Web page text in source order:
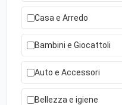
Casa e Arredo
Bambini e Giocattoli
Auto e Accessori
Bellezza e igiene